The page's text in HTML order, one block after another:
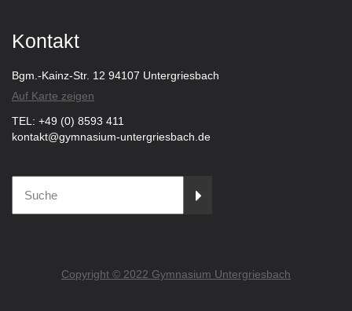
Kontakt
Bgm.-Kainz-Str. 12 94107 Untergriesbach
Auf Karte zeigen
TEL: +49 (0) 8593 411
kontakt@gymnasium-untergriesbach.de
Copyright © 2022 Gymnasium Untergriesbach